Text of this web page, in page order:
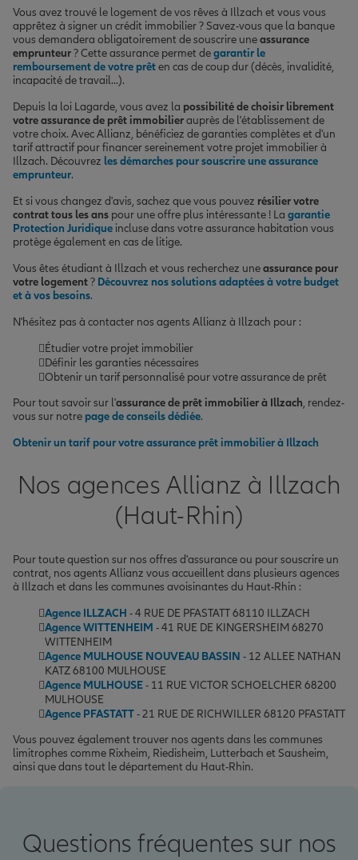
Vous avez trouvé le logement de vos rêves à Illzach et vous vous
apprêtez à signer un crédit immobilier ? Savez-vous que la banque
vous demandera obligatoirement de souscrire uneassurance
emprunteur? Cette assurance permet degarantir le
remboursement de votre prêten cas de coup dur (décès, invalidité,
incapacité de travail...).
Depuis la loi Lagarde, vous avez la possibilité de choisir librement
votre assurance de prêt immobilierauprès de l'établissement de
votre choix. Avec Allianz, bénéficiez de garanties complètes et d'un
tarif attractif pour financer sereinement votre projet immobilier à
Illzach. Découvrez les démarches pour souscrire une assurance
emprunteur.
Et si vous changez d'avis, sachez que vous pouvez résilier votre
contrat tous les ans pour une offre plus intéressante ! La garantie
Protection Juridique incluse dans votre assurance habitation vous
protège également en cas de litige.
Vous êtes étudiant à Illzach et vous recherchez uneassurance pour
votre logement? Découvrez nos solutions adaptées à votre budget
et à vos besoins.
N'hésitez pas à contacter nos agents Allianz à Illzach pour :
Étudier votre projet immobilier
Définir les garanties nécessaires
Obtenir un tarif personnalisé pour votre assurance de prêt
Pour tout savoir sur l'assurance de prêt immobilier à Illzach, rendez-
vous sur notre page de conseils dédiée.
Obtenir un tarif pour votre assurance prêt immobilier à Illzach
Nos agences Allianz à Illzach
(Haut-Rhin)
Pour toute question sur nos offres d'assurance ou pour souscrire un
contrat, nos agents Allianz vous accueillent dans plusieurs agences
à Illzach et dans les communes avoisinantes du Haut-Rhin :
Agence ILLZACH - 4 RUE DE PFASTATT 68110 ILLZACH
Agence WITTENHEIM - 41 RUE DE KINGERSHEIM 68270
WITTENHEIM
Agence MULHOUSE NOUVEAU BASSIN - 12 ALLEE NATHAN
KATZ 68100 MULHOUSE
Agence MULHOUSE- 11 RUE VICTOR SCHOELCHER 68200
MULHOUSE
Agence PFASTATT- 21 RUE DE RICHWILLER 68120 PFASTATT
Vous pouvez également trouver nos agents dans les communes
limitrophes comme Rixheim, Riedisheim, Lutterbach et Sausheim,
ainsi que dans tout le département du Haut-Rhin.
Questions fréquentes sur nos